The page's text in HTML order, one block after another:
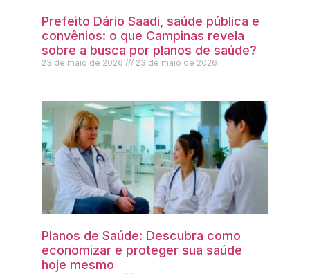
Prefeito Dário Saadi, saúde pública e
convênios: o que Campinas revela
sobre a busca por planos de saúde?
23 de maio de 2026 23 de maio de 2026
Planos de Saúde: Descubra como
economizar e proteger sua saúde
hoje mesmo